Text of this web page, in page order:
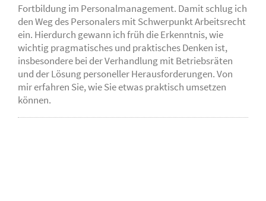
Fortbildung im Personalmanagement. Damit schlug ich
den Weg des Personalers mit Schwerpunkt Arbeitsrecht
ein. Hierdurch gewann ich früh die Erkenntnis, wie
wichtig pragmatisches und praktisches Denken ist,
insbesondere bei der Verhandlung mit Betriebsräten
und der Lösung personeller Herausforderungen. Von
mir erfahren Sie, wie Sie etwas praktisch umsetzen
können.